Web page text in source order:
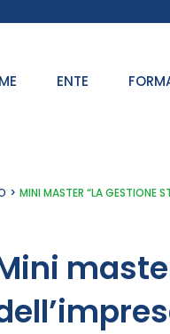
ENTE
MINI MASTER “LA GESTIONE